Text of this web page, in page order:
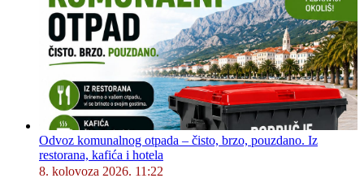
Odvoz komunalnog otpada – čisto, brzo, pouzdano. Iz
restorana, kafića i hotela
8. kolovoza 2026. 11:22